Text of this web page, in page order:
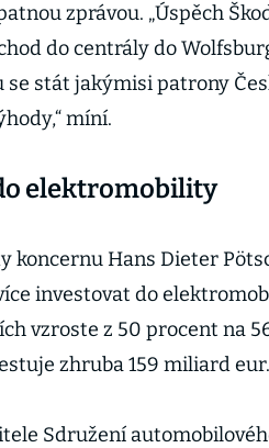
zprávou. „Úspěch
do centrály do
se stát jakýmisi patrony
míní.
elektromobility
koncernu Hans Dieter
investovat do
vzroste z 50 procent na
zhruba 159 miliard eur.
Sdružení